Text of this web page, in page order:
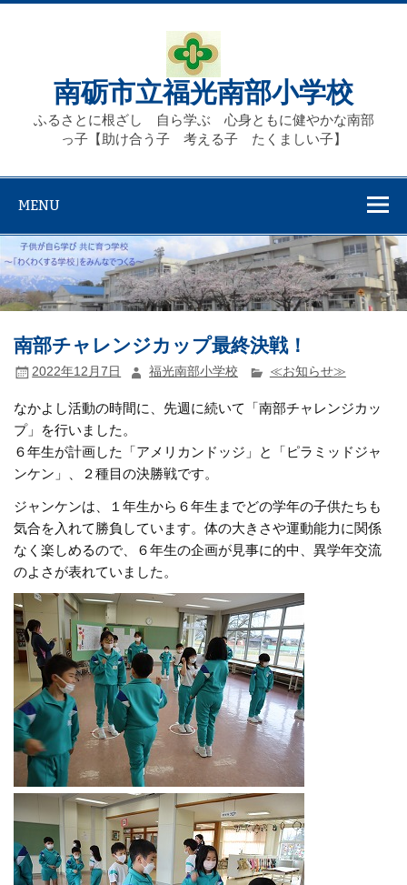
Skip
南砺市立福光南部小学校
ふるさとに根ざし 自ら学ぶ 心身ともに健やかな南部
っ子【助け合う子 考える子 たくましい子】
MENU
南部チャレンジカップ最終決戦！
2022年12月7日 福光南部小学校 ≪お知らせ≫
なかよし活動の時間に、先週に続いて「南部チャレンジカッ
プ」を行いました。
６年生が計画した「アメリカンドッジ」と「ピラミッドジャ
ンケン」、２種目の決勝戦です。
ジャンケンは、１年生から６年生までどの学年の子供たちも
気合を入れて勝負しています。体の大きさや運動能力に関係
なく楽しめるので、６年生の企画が見事に的中、異学年交流
のよさが表れていました。